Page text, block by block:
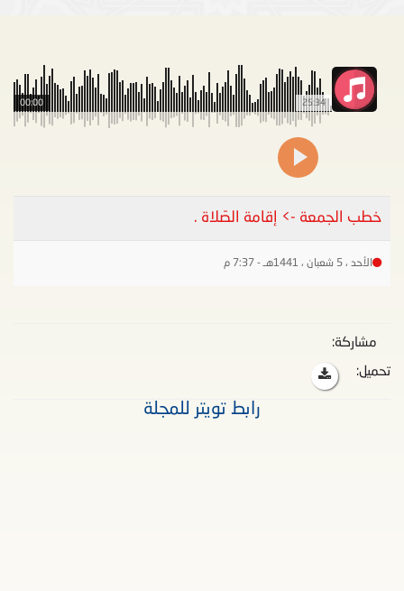
25:34
00:00
خطب الجمعة -> إقامة الصّلاة .
الأحد ، 5 شعبان ، 1441هـ - 7:37 م
مشاركة:
تحميل:
رابط تويتر للمجلة